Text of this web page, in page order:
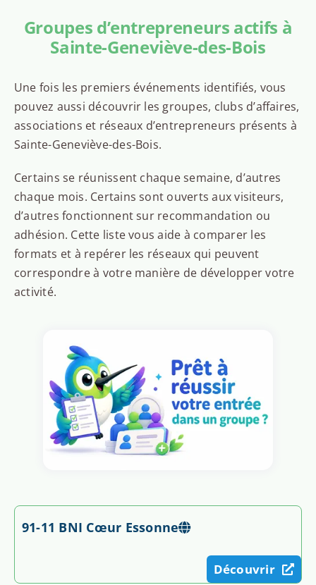
Groupes d’entrepreneurs actifs à
Sainte-Geneviève-des-Bois
Une fois les premiers événements identifiés, vous
pouvez aussi découvrir les groupes, clubs d’affaires,
associations et réseaux d’entrepreneurs présents à
Sainte-Geneviève-des-Bois.
Certains se réunissent chaque semaine, d’autres
chaque mois. Certains sont ouverts aux visiteurs,
d’autres fonctionnent sur recommandation ou
adhésion. Cette liste vous aide à comparer les
formats et à repérer les réseaux qui peuvent
correspondre à votre manière de développer votre
activité.
91-11 BNI Cœur Essonne
Découvrir